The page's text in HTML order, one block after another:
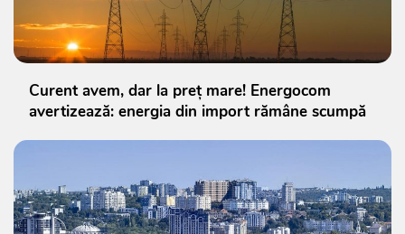
Curent avem, dar la preț mare! Energocom
avertizează: energia din import rămâne scumpă